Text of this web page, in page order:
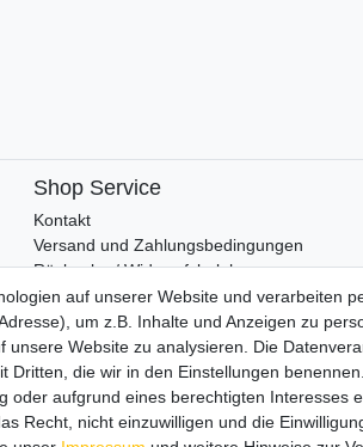
Shop Service
Kontakt
Versand und Zahlungsbedingungen
Rückgabe / Widerrufsbelehrung
Retoure
AGB
Vertrag widerrufen
auf unserer Website und verarbeiten
um z.B. Inhalte und Anzeigen zu
Website zu analysieren. Die
die wir in den Einstellungen benennen.
oder aufgrund eines berechtigten Interesses
Recht, nicht einzuwilligen und die